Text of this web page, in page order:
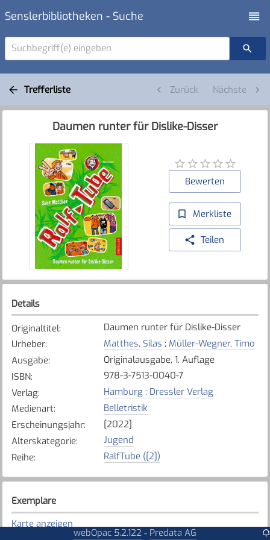
Senslerbibliotheken - Suche
Suchbegriff(e) eingeben
Trefferliste Zurück Nächste
Daumen runter für Dislike-Disser
Bewerten
Merkliste
Teilen
Details
Originaltitel:
Daumen runter für Dislike-Disser
Urheber: Matthes, Silas ; Müller-Wegner, Timo
Ausgabe:
Originalausgabe, 1. Auflage
ISBN:
978-3-7513-0040-7
Verlag:
Hamburg : Dressler Verlag
Medienart:
Belletristik
Erscheinungsjahr:
[2022]
Alterskategorie:
Jugend
Reihe: RalfTube ([2])
Exemplare
Karte anzeigen
webOpac 5.2.122 - Predata AG